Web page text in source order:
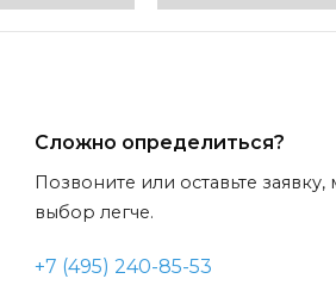
Сложно определиться?
Позвоните или оставьте
выбор легче.
+7 (495) 240-85-53